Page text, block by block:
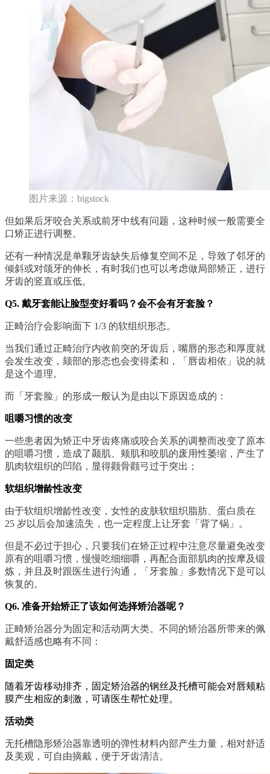
图片来源：bigstock
但如果后牙咬合关系或前牙中线有问题，这种时候一般需要全
口矫正进行调整。
还有一种情况是单颗牙齿缺失后修复空间不足，导致了邻牙的
倾斜或对颌牙的伸长，有时我们也可以考虑做局部矫正，进行
牙齿的竖直或压低。
Q5. 戴牙套能让脸型变好看吗？会不会有牙套脸？
正畸治疗会影响面下 1/3 的软组织形态。
当我们通过正畸治疗内收前突的牙齿后，嘴唇的形态和厚度就
会发生改变，颏部的形态也会变得柔和，「唇齿相依」说的就
是这个道理。
而「牙套脸」的形成一般认为是由以下原因造成的：
咀嚼习惯的改变
一些患者因为矫正中牙齿疼痛或咬合关系的调整而改变了原本
的咀嚼习惯，造成了颞肌、颊肌和咬肌的废用性萎缩，产生了
肌肉软组织的凹陷，显得颧骨颧弓过于突出；
软组织增龄性改变
由于软组织增龄性改变，女性的皮肤软组织脂肪、蛋白质在
25 岁以后会加速流失，也一定程度上让牙套「背了锅」。
但是不必过于担心，只要我们在矫正过程中注意尽量避免改变
原有的咀嚼习惯，慢慢吃细细嚼，再配合面部肌肉的按摩及锻
炼，并且及时跟医生进行沟通，「牙套脸」多数情况下是可以
恢复的。
Q6. 准备开始矫正了该如何选择矫治器呢？
正畸矫治器分为固定和活动两大类。不同的矫治器所带来的佩
戴舒适感也略有不同：
固定类
随着牙齿移动排齐，固定矫治器的钢丝及托槽可能会对唇颊粘
膜产生相应的刺激，可请医生帮忙处理。
活动类
无托槽隐形矫治器靠透明的弹性材料内部产生力量，相对舒适
及美观，可自由摘戴，便于牙齿清洁。